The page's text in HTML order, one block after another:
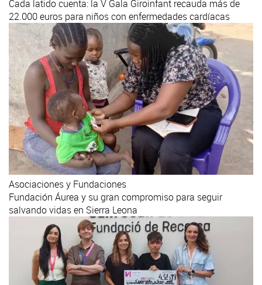
Cada latido cuenta: la V Gala Giroinfant recauda más de
22.000 euros para niños con enfermedades cardíacas
Asociaciones y Fundaciones
Fundación Áurea y su gran compromiso para seguir
salvando vidas en Sierra Leona